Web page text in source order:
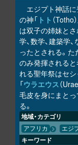
エジプト神話
の神「 トト （Totho
は双子の姉妹と
学、数学、建築学
ったとされる。
のみ発揮される
れる聖年祭はセ
「ウラエウス（
毛皮を身にまと
る。
地域・カテゴリ
アフリカ エジ
キーワード